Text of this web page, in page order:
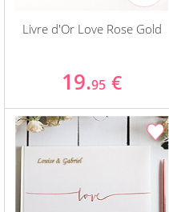
Livre d'Or Love Rose Gold
19.95 €